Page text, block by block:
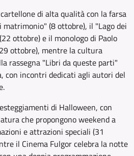
di alta qualità con la farsa
matrimonio" (8 ottobre), il "Lago dei
ottobre) e il monologo di Paolo
ottobre), mentre la cultura
rassegna "Libri da queste parti"
con incontri dedicati agli autori del
di Halloween, con
che propongono weekend a
e attrazioni speciali (31
il Cinema Fulgor celebra la notte